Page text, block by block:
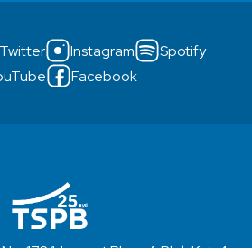
Twitter Instagram
Spotify
Facebook